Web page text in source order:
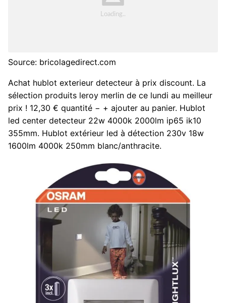
Source: bricolagedirect.com
Achat hublot exterieur detecteur à prix discount. La
sélection produits leroy merlin de ce lundi au meilleur
prix ! 12,30 € quantité − + ajouter au panier. Hublot
led center detecteur 22w 4000k 2000lm ip65 ik10
355mm. Hublot extérieur led à détection 230v 18w
1600lm 4000k 250mm blanc/anthracite.